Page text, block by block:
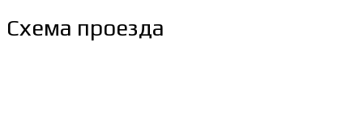
Схема проезда